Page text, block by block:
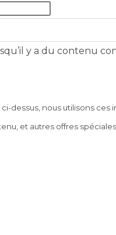
y a du contenu
ci-dessus, nous utilisons ces
et autres offres